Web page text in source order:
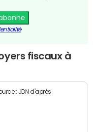
fiscaux à
: JDN d'après